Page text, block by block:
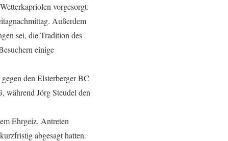
vorgesorgt.
Außerdem
sei, die Tradition des
einige
den Elsterberger BC
Jörg Steudel den
Ehrgeiz. Antreten
abgesagt hatten.